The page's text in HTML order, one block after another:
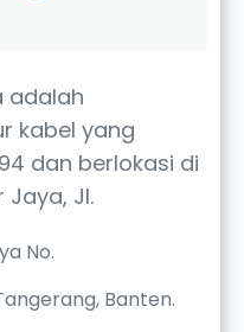
adalah
kabel yang
dan berlokasi di
Jaya, Jl.
No.
Banten.